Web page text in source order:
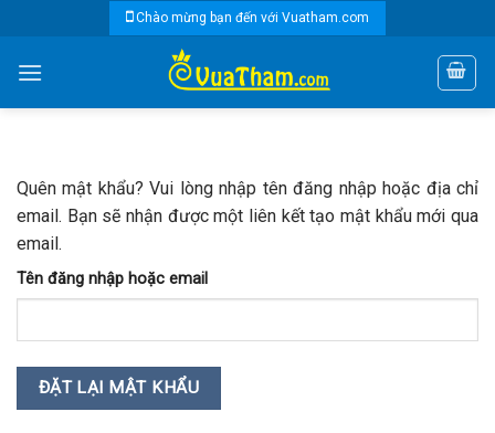
content
Chào mừng bạn đến với Vuatham.com
Quên mật khẩu? Vui lòng nhập tên đăng nhập hoặc địa chỉ
email. Bạn sẽ nhận được một liên kết tạo mật khẩu mới qua
email.
Tên đăng nhập hoặc email
ĐẶT LẠI MẬT KHẨU